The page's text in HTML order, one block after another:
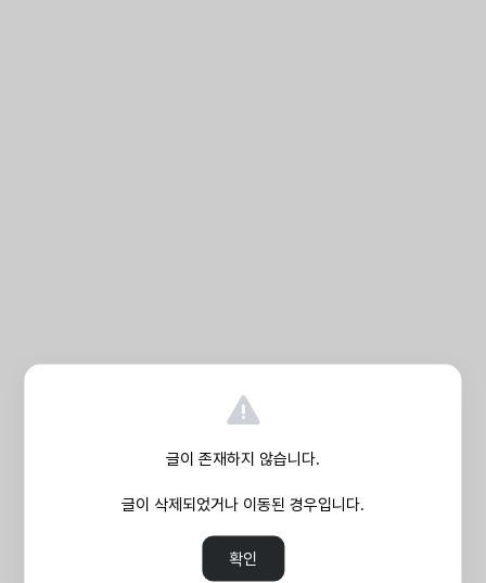
글이 존재하지 않습니다.
글이 삭제되었거나 이동된 경우입니다.
확인